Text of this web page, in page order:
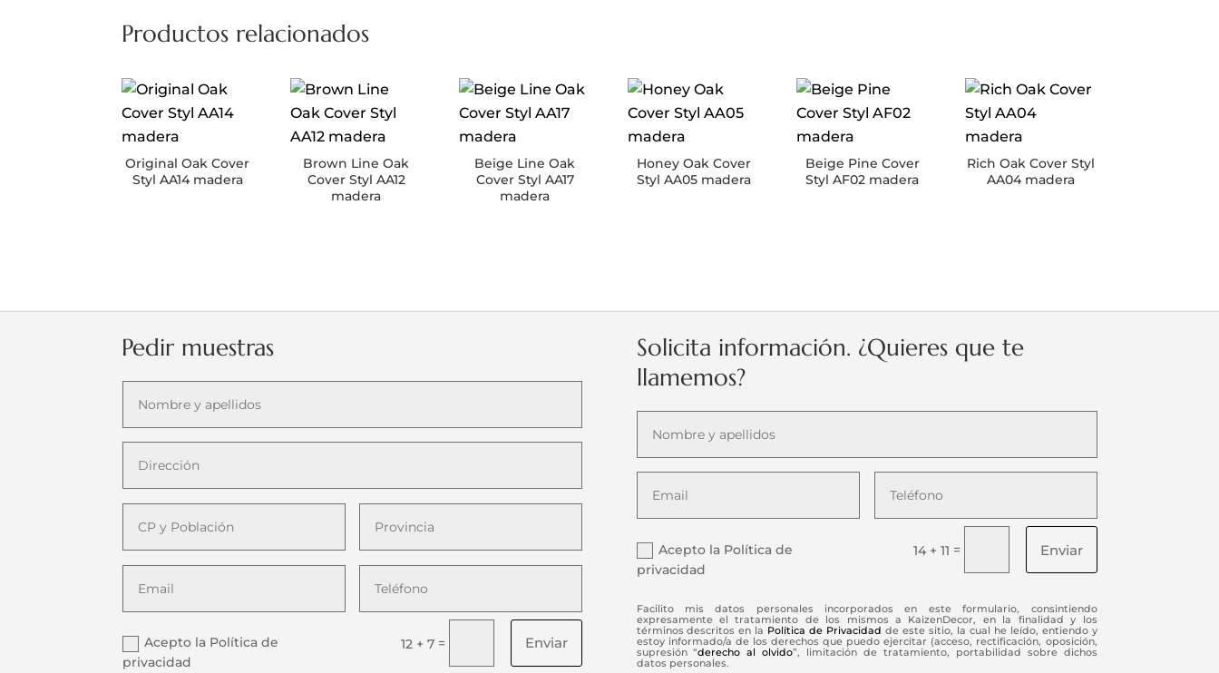
Productos relacionados
Original Oak Cover
Styl AA14 madera
Brown Line Oak
Cover Styl AA12
madera
Beige Line Oak
Cover Styl AA17
madera
Honey Oak Cover
Styl AA05 madera
Beige Pine Cover
Styl AF02 madera
Rich Oak Cover Styl
AA04 madera
Pedir muestras
Acepto la Política de
privacidad
12 + 7 = Enviar
Solicita información. ¿Quieres que te
llamemos?
Acepto la Política de
privacidad
14 + 11 = Enviar
Facilito mis datos personales incorporados en este formulario, consintiendo
expresamente el tratamiento de los mismos a KaizenDecor, en la finalidad y los
términos descritos en la Política de Privacidad de este sitio, la cual he leído, entiendo y
estoy informado/a de los derechos que puedo ejercitar (acceso, rectificación, oposición,
supresión “derecho al olvido”, limitación de tratamiento, portabilidad sobre dichos
datos personales.